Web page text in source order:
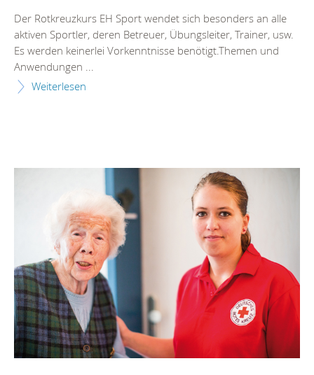
Der Rotkreuzkurs EH Sport wendet sich besonders an alle
aktiven Sportler, deren Betreuer, Übungsleiter, Trainer, usw.
Es werden keinerlei Vorkenntnisse benötigt.Themen und
Anwendungen ...
Weiterlesen